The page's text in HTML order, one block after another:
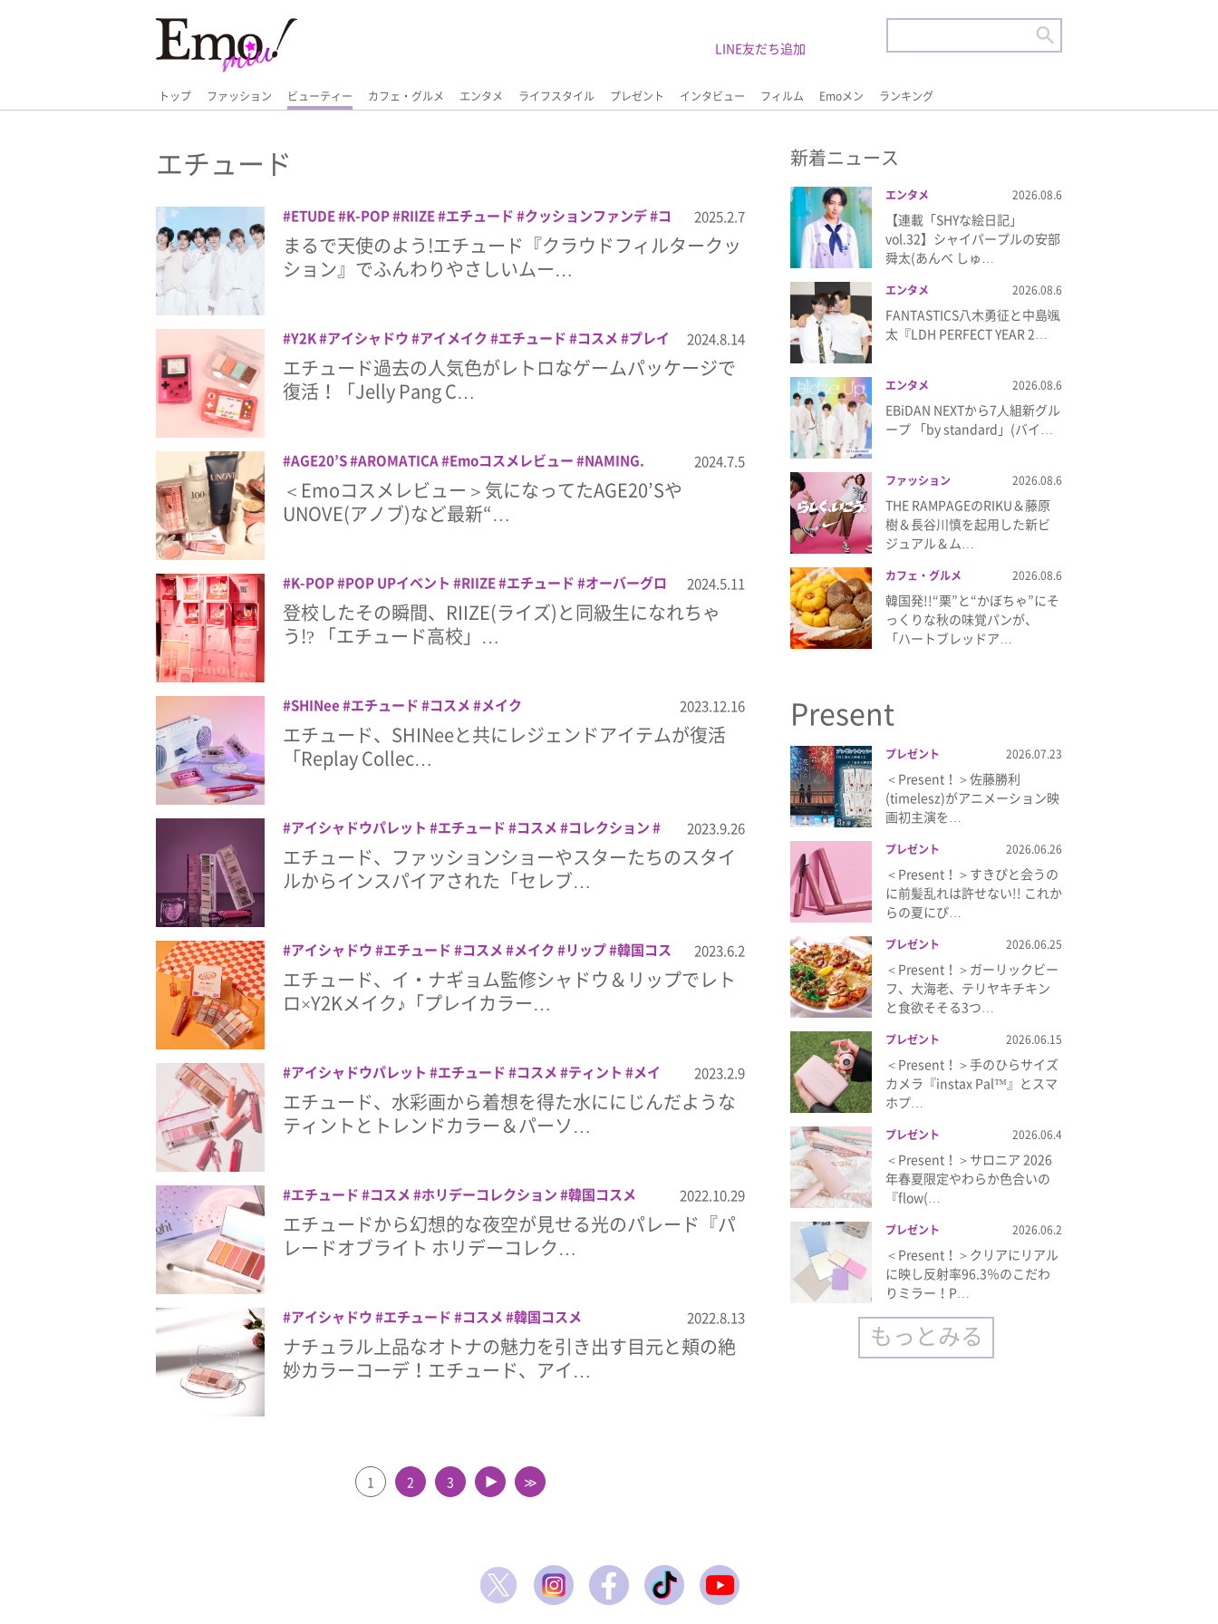
トップ ファッション ビューティー カフェ・グルメ エンタメ ライフスタイル プレゼント インタビュー フィルム Emoメン ランキング
LINE友だち追加
エチュード
ETUDE K-POP RIIZE エチュード クッションファンデ
コ
スメ
ビューティー メイク 美容 韓国コスメ
2025.2.7
まるで天使のよう!エチュード『クラウドフィルタークッ
ション』でふんわりやさしいムー…
Y2K アイシャドウ アイメイク エチュード コスメ
プレイ
カラーアイズ
プレゼント メイク レトロ 韓国コスメ
2024.8.14
エチュード過去の人気色がレトロなゲームパッケージで
復活！「Jelly Pang C…
AGE20’S AROMATICA Emoコスメレビュー
NAMING.
PEACH C
ShionLe SKINFOOD UNOVE アロマティカ
エ
ージトウェンティズ エチュード コスメ ションリ スキンフ
ード ネーミング メイク 韓国コスメ
2024.7.5
＜Emoコスメレビュー＞気になってたAGE20’Sや
UNOVE(アノブ)など最新“…
K-POP POP UPイベント RIIZE エチュード
オーバーグロ
ウティント
コスメ メイク 渋谷モディ 韓国コスメ
2024.5.11
登校したその瞬間、RIIZE(ライズ)と同級生になれちゃ
う!? 「エチュード高校」…
SHINee エチュード コスメ メイク 2023.12.16
エチュード、SHINeeと共にレジェンドアイテムが復活
「Replay Collec…
アイシャドウパレット エチュード コスメ
コレクション
チーク
ティント リップ 韓国コスメ
2023.9.26
エチュード、ファッションショーやスターたちのスタイ
ルからインスパイアされた「セレブ…
アイシャドウ エチュード コスメ メイク リップ 韓国コス
2023.6.2
エチュード、イ・ナギョム監修シャドウ＆リップでレト
ロ×Y2Kメイク♪「プレイカラー…
アイシャドウパレット エチュード コスメ ティント
メイ
韓国コスメ
2023.2.9
エチュード、水彩画から着想を得た水ににじんだような
ティントとトレンドカラー＆パーソ…
エチュード コスメ ホリデーコレクション 韓国コスメ 2022.10.29
エチュードから幻想的な夜空が見せる光のパレード『パ
レードオブライト ホリデーコレク…
アイシャドウ エチュード コスメ 韓国コスメ 2022.8.13
ナチュラル上品なオトナの魅力を引き出す目元と頬の絶
妙カラーコーデ！エチュード、アイ…
1 2 3 ▲ ≫
新着ニュース
エンタメ 2026.08.6
【連載「SHYな絵日記」
vol.32】シャイパープルの安部
舜太(あんべ しゅ…
エンタメ 2026.08.6
FANTASTICS八木勇征と中島颯
太『LDH PERFECT YEAR 2…
エンタメ 2026.08.6
EBiDAN NEXTから7⼈組新グル
ープ 「by standard」(バイ…
ファッション 2026.08.6
THE RAMPAGEのRIKU＆藤原
樹＆長谷川慎を起用した新ビ
ジュアル＆ム…
カフェ・グルメ 2026.08.6
韓国発!!“栗”と“かぼちゃ”にそ
っくりな秋の味覚パンが、
「ハートブレッドア…
Present
プレゼント 2026.07.23
＜Present！＞佐藤勝利
(timelesz)がアニメーション映
画初主演を…
プレゼント 2026.06.26
＜Present！＞すきぴと会うの
に前髪乱れは許せない!! これか
らの夏にぴ…
プレゼント 2026.06.25
＜Present！＞ガーリックビー
フ、大海老、テリヤキチキン
と食欲そそる3つ…
プレゼント 2026.06.15
＜Present！＞手のひらサイズ
カメラ『instax Pal™』とスマ
ホプ…
プレゼント 2026.06.4
＜Present！＞サロニア 2026
年春夏限定やわらか色合いの
『flow(…
プレゼント 2026.06.2
＜Present！＞クリアにリアル
に映し反射率96.3％のこだわ
りミラー！P…
もっとみる